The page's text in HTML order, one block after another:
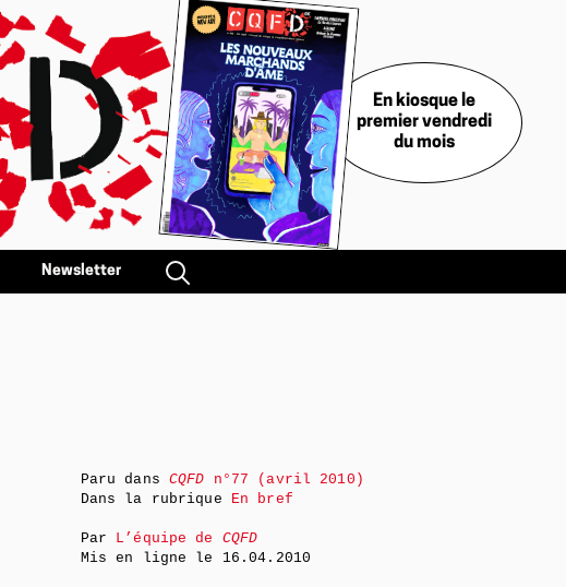
En kiosque le
premier vendredi
du mois
Newsletter
Paru dans CQFD n°77 (avril 2010)
Dans la rubrique En bref
Par L’équipe de CQFD
Mis en ligne le 16.04.2010